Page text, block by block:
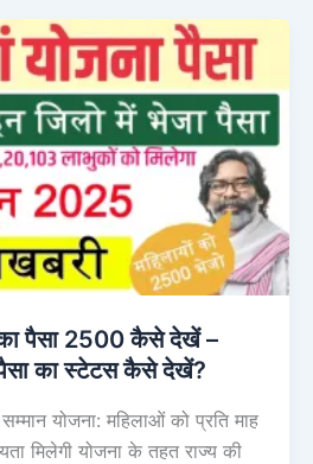
का पैसा 2500 कैसे देखें –
पैसा का स्टेटस कैसे देखें?
योजना: महिलाओं को प्रति माह
मिलेगी योजना के तहत राज्य की